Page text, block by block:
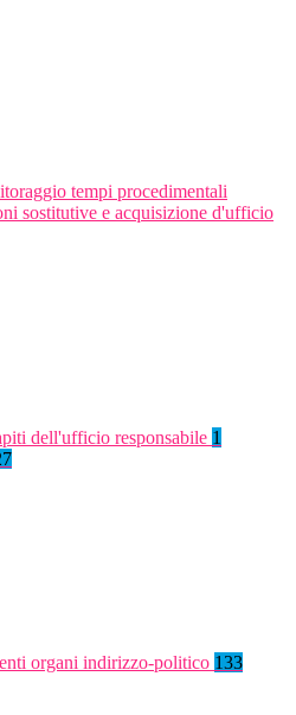
tempi procedimentali
sostitutive e acquisizione d'ufficio
dell'ufficio responsabile 1
organi indirizzo-politico 133